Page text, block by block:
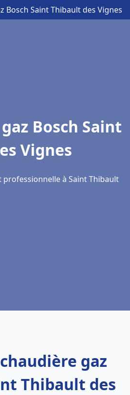
Bosch Saint Thibault des Vignes
Bosch Saint
Vignes
à Saint Thibault
gaz
Thibault des